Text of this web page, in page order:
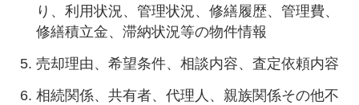
り、利用状況、管理状況、修繕履歴、管理費、
修繕積立金、滞納状況等の物件情報
売却理由、希望条件、相談内容、査定依頼内容
相続関係、共有者、代理人、親族関係その他不